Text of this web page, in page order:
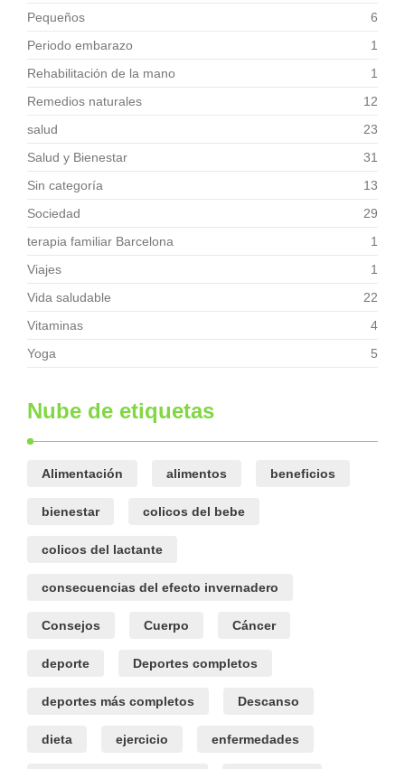
Pequeños
6
Periodo embarazo
1
Rehabilitación de la mano
1
Remedios naturales
12
salud
23
Salud y Bienestar
31
Sin categoría
13
Sociedad
29
terapia familiar Barcelona
1
Viajes
1
Vida saludable
22
Vitaminas
4
Yoga
5
Nube de etiquetas
Alimentación alimentos beneficios
bienestar colicos del bebe
colicos del lactante
consecuencias del efecto invernadero
Consejos Cuerpo Cáncer
deporte Deportes completos
deportes más completos Descanso
dieta ejercicio enfermedades